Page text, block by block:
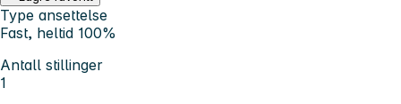
Type ansettelse
Fast, heltid 100%
Antall stillinger
1